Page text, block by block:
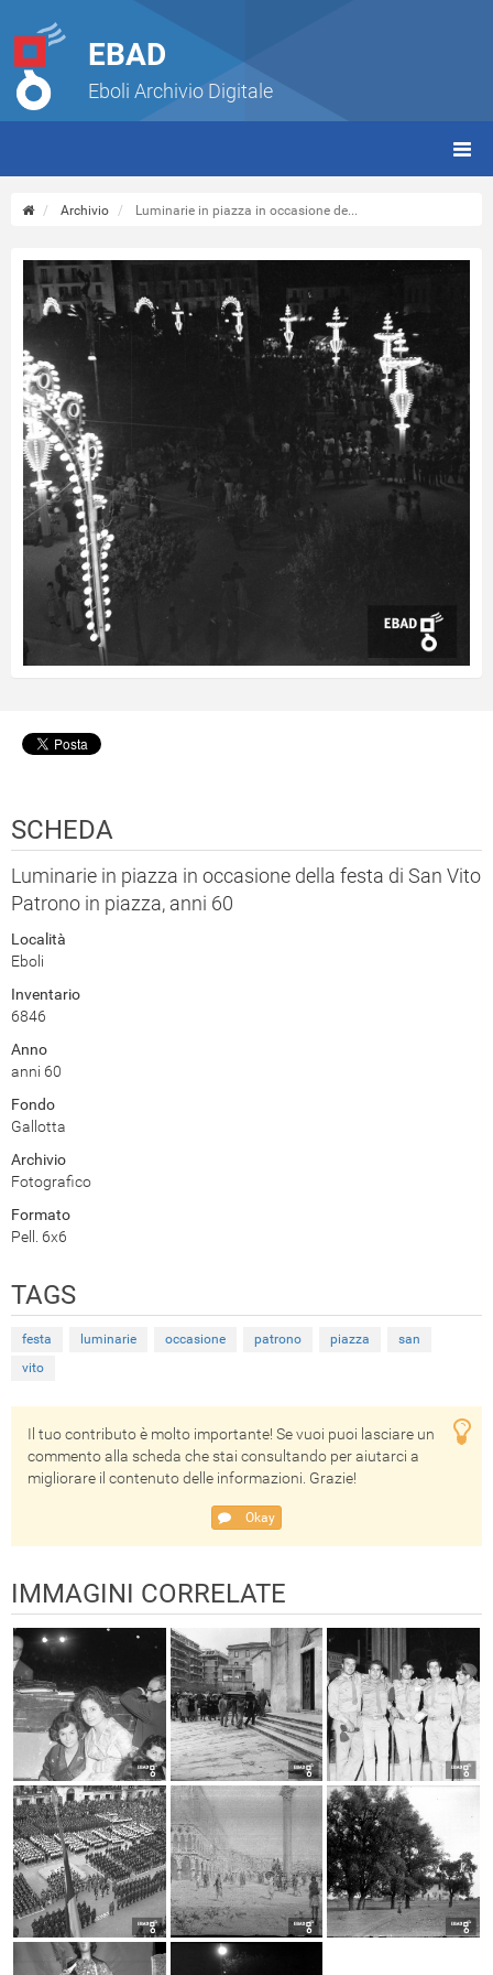
EBAD
Eboli Archivio Digitale
Archivio Luminarie in piazza in occasione de...
SCHEDA
Luminarie in piazza in occasione della festa di San Vito
Patrono in piazza, anni 60
Località
Eboli
Inventario
6846
Anno
anni 60
Fondo
Gallotta
Archivio
Fotografico
Formato
Pell. 6x6
TAGS
festa luminarie occasione patrono piazza
san
vito
Il tuo contributo è molto importante! Se vuoi puoi lasciare un
commento alla scheda che stai consultando per aiutarci a
migliorare il contenuto delle informazioni. Grazie!
Okay
IMMAGINI CORRELATE